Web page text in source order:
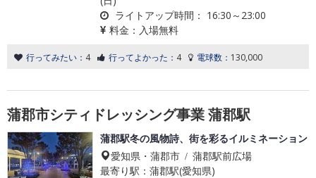
ライトアップ時間： 16:30～23:00
料金： 入場無料
行ってみたい： 4 行ってよかった： 4 電球数： 130,000
蒲郡市シティドレッシング事業 蒲郡駅
蒲郡駅冬の風物詩、街を彩るイルミネーション
愛知県・蒲郡市 / 蒲郡駅前広場
最寄り駅：蒲郡駅(愛知県)